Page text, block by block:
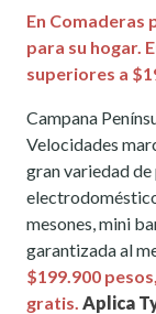
En Comaderas
para su hogar.
superiores a
Campana
Velocidades
gran variedad
mesones, mini
garantizada al
$199.900
gratis. Aplica